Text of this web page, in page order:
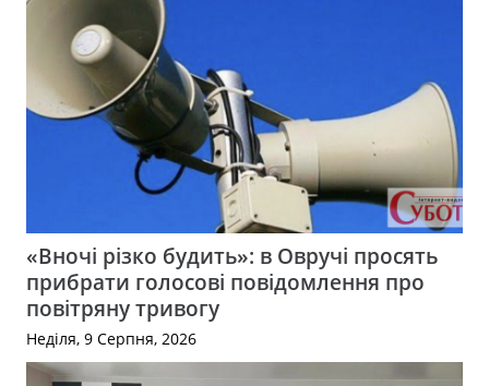
«Вночі різко будить»: в Овручі просять
прибрати голосові повідомлення про
повітряну тривогу
Неділя, 9 Серпня, 2026